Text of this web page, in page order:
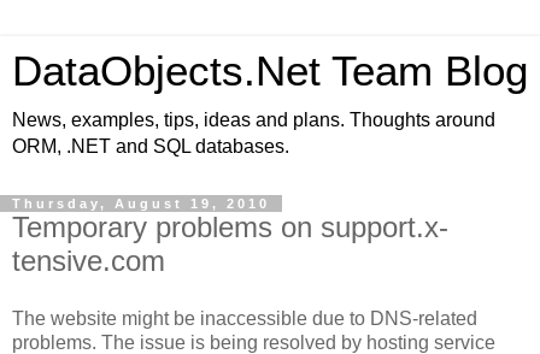
DataObjects.Net Team Blog
News, examples, tips, ideas and plans. Thoughts around
ORM, .NET and SQL databases.
Thursday, August 19, 2010
Temporary problems on support.x-
tensive.com
The website might be inaccessible due to DNS-related
problems. The issue is being resolved by hosting service